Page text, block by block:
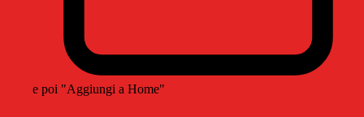
e poi "Aggiungi a Home"